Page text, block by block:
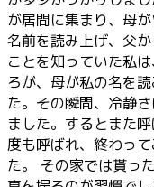
が居間に集まり、母
名前を読み上げ、父
ことを知っていた私
ろが、母が私の名を
た。その瞬間、冷静
ました。するとまた
度も呼ばれ、終わっ
た。 その家では貰っ